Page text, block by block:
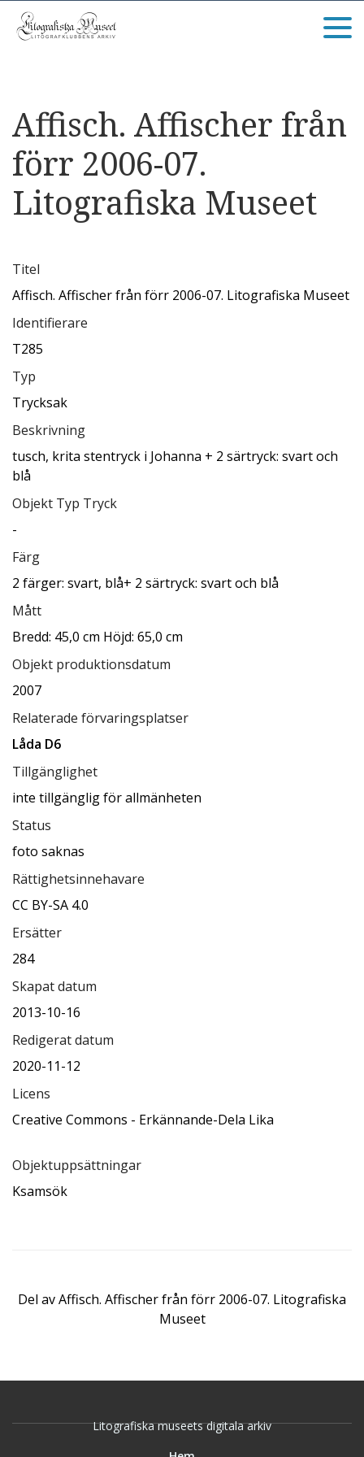
Affisch. Affischer från
förr 2006-07.
Litografiska Museet
Titel
Affisch. Affischer från förr 2006-07. Litografiska Museet
Identifierare
T285
Typ
Trycksak
Beskrivning
tusch, krita stentryck i Johanna + 2 särtryck: svart och
blå
Objekt Typ Tryck
-
Färg
2 färger: svart, blå+ 2 särtryck: svart och blå
Mått
Bredd: 45,0 cm Höjd: 65,0 cm
Objekt produktionsdatum
2007
Relaterade förvaringsplatser
Låda D6
Tillgänglighet
inte tillgänglig för allmänheten
Status
foto saknas
Rättighetsinnehavare
CC BY-SA 4.0
Ersätter
284
Skapat datum
2013-10-16
Redigerat datum
2020-11-12
Licens
Creative Commons - Erkännande-Dela Lika
Objektuppsättningar
Ksamsök
Del avAffisch. Affischer från förr 2006-07. Litografiska
Museet
Litografiska museets digitala arkiv